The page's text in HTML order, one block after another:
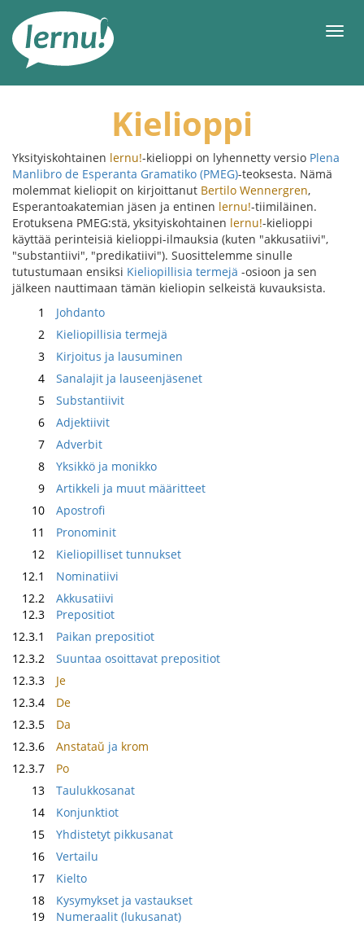
sisältöön
Kielioppi
Yksityiskohtainen lernu!-kielioppi on lyhennetty versio Plena
Manlibro de Esperanta Gramatiko (PMEG)-teoksesta. Nämä
molemmat kieliopit on kirjoittanut Bertilo Wennergren,
Esperantoakatemian jäsen ja entinen lernu!-tiimiläinen.
Erotuksena PMEG:stä, yksityiskohtainen lernu!-kielioppi
käyttää perinteisiä kielioppi-ilmauksia (kuten "akkusatiivi",
"substantiivi", "predikatiivi"). Suosittelemme sinulle
tutustumaan ensiksi Kieliopillisia termejä -osioon ja sen
jälkeen nauttimaan tämän kieliopin selkeistä kuvauksista.
1
Johdanto
2
Kieliopillisia termejä
3
Kirjoitus ja lausuminen
4
Sanalajit ja lauseenjäsenet
5
Substantiivit
6
Adjektiivit
7
Adverbit
8
Yksikkö ja monikko
9
Artikkeli ja muut määritteet
10
Apostrofi
11
Pronominit
12
Kieliopilliset tunnukset
12.1
Nominatiivi
12.2
Akkusatiivi
12.3
Prepositiot
12.3.1
Paikan prepositiot
12.3.2
Suuntaa osoittavat prepositiot
12.3.3
Je
12.3.4
De
12.3.5
Da
12.3.6
Anstataŭ ja krom
12.3.7
Po
13
Taulukkosanat
14
Konjunktiot
15
Yhdistetyt pikkusanat
16
Vertailu
17
Kielto
18
Kysymykset ja vastaukset
19
Numeraalit (lukusanat)